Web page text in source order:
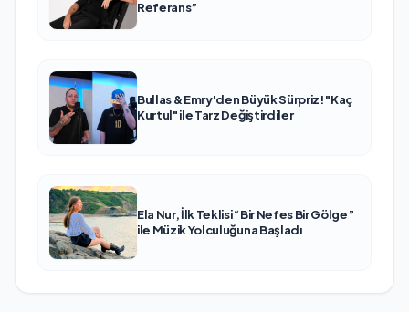
Referans”
Bullas & Emry'den Büyük Sürpriz! "Kaç
Kurtul" ile Tarz Değiştirdiler
Ela Nur, İlk Teklisi “Bir Nefes Bir Gölge”
ile Müzik Yolculuğuna Başladı